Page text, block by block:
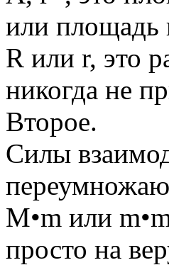
или площадь
R или r, это
никогда не
Второе.
Силы
M•m или
просто на